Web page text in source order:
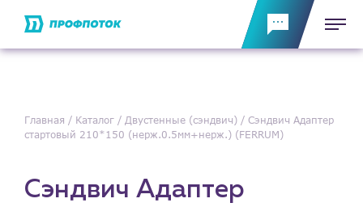
Главная Каталог Двустенные (сэндвич)
Сэндвич Адаптер
стартовый 210*150 (нерж.0.5мм+нерж.) (FERRUM)
Сэндвич Адаптер